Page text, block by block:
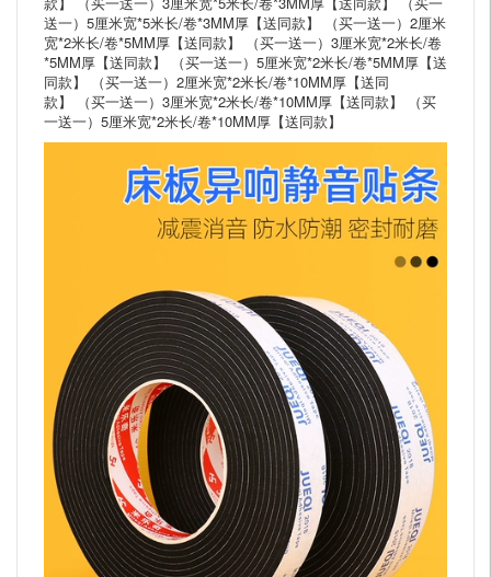
送一）5厘米宽*5米长/卷*3MM厚【送同款】 （买一送一）2厘米
宽*2米长/卷*5MM厚【送同款】 （买一送一）3厘米宽*2米长/卷
*5MM厚【送同款】 （买一送一）5厘米宽*2米长/卷*5MM厚【送
同款】 （买一送一）2厘米宽*2米长/卷*10MM厚【送同
款】 （买一送一）3厘米宽*2米长/卷*10MM厚【送同款】 （买
一送一）5厘米宽*2米长/卷*10MM厚【送同款】